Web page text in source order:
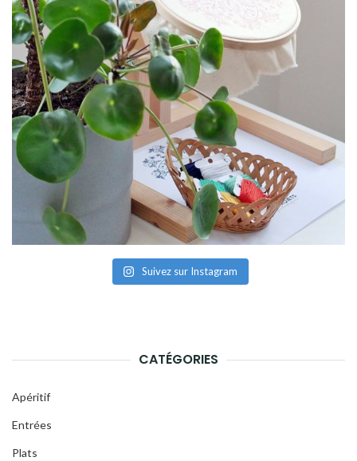
Suivez sur Instagram
CATÉGORIES
Apéritif
Entrées
Plats